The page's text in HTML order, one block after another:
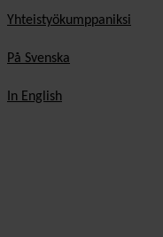
Yhteistyökumppaniksi
På Svenska
In English